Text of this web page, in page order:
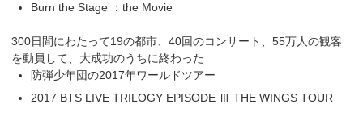
Burn the Stage ：the Movie
300日間にわたって19の都市、40回のコンサート、55万人の観客
を動員して、大成功のうちに終わった
防弾少年団の2017年ワールドツアー
2017 BTS LIVE TRILOGY EPISODE Ⅲ THE WINGS TOUR